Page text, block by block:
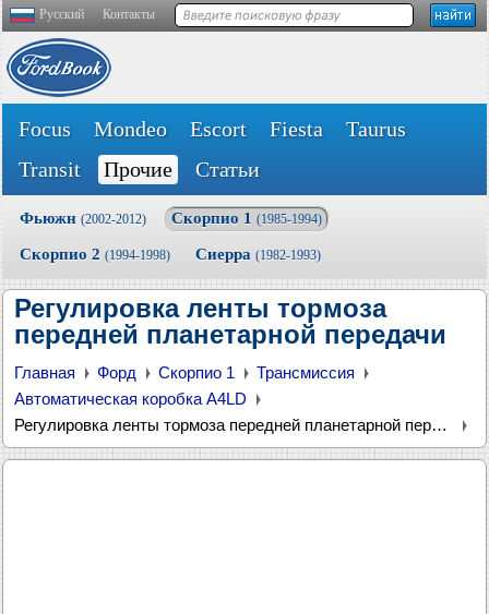
Русский Контакты
Focus Mondeo Escort Fiesta
Taurus
Transit
Прочие Статьи
Фьюжн (2002-2012) Скорпио 1 (1985-1994)
Скорпио 2 (1994-1998) Сиерра (1982-1993)
Регулировка ленты тормоза
передней планетарной передачи
Главная Форд Скорпио 1
Трансмиссия
Автоматическая коробка А4LD
Регулировка ленты тормоза передней планетарной передачи